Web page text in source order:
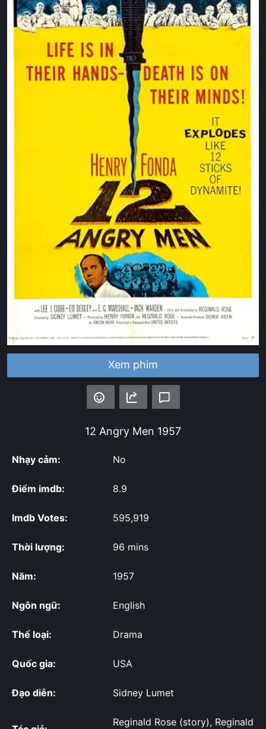
Xem phim
12 Angry Men 1957
Nhạy cảm: No
Điểm imdb: 8.9
Imdb Votes: 595,919
Thời lượng: 96 mins
Năm: 1957
Ngôn ngữ: English
Thể loại: Drama
Quốc gia: USA
Đạo diễn: Sidney Lumet
Reginald Rose (story), Reginald